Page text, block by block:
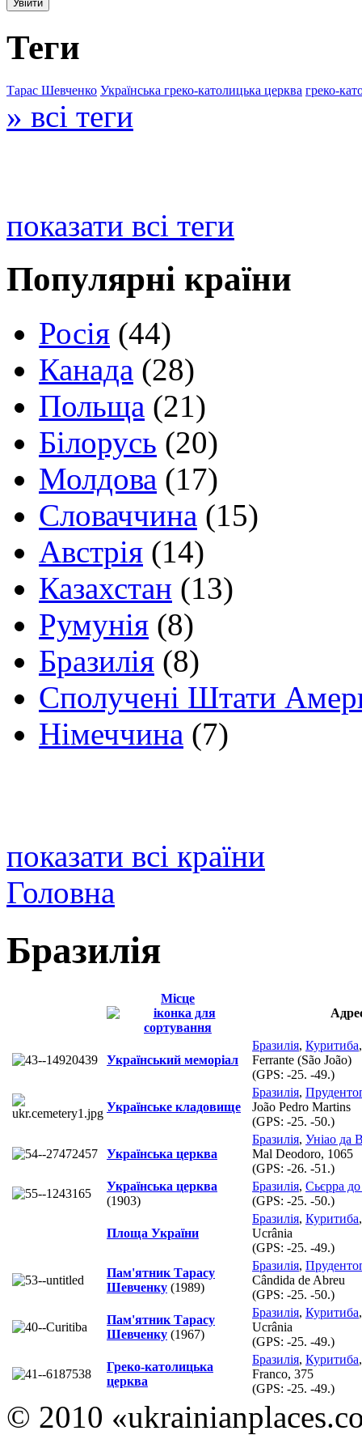
Теги
Тарас Шевченко Українська греко-католицька церква греко-
» всі теги
показати всі теги
Популярні країни
Росія (44)
Канада (28)
Польща (21)
Білорусь (20)
Молдова (17)
Словаччина (15)
Австрія (14)
Казахстан (13)
Румунія (8)
Бразилія (8)
Сполучені Штати
Німеччина (7)
показати всі країни
Головна
Бразилія
Місце
Український меморіал
Бразилія, Куритиба
Ferrante (São João)
(GPS: -25. -49.)
Українське кладовище
Бразилія,
João Pedro Martins
(GPS: -25. -50.)
Українська церква
Бразилія, Уніао да
Mal Deodoro, 1065
(GPS: -26. -51.)
Українська церква
(1903)
Бразилія, Сьєрра до
(GPS: -25. -50.)
Площа України
Бразилія, Куритиба
Ucrânia
(GPS: -25. -49.)
Пам'ятник Тарасу
Шевченку (1989)
Бразилія,
Cândida de Abreu
(GPS: -25. -50.)
Пам'ятник Тарасу
Шевченку (1967)
Бразилія, Куритиба
Ucrânia
(GPS: -25. -49.)
Греко-католицька
церква
Бразилія, Куритиба
Franco, 375
(GPS: -25. -49.)
© 2010